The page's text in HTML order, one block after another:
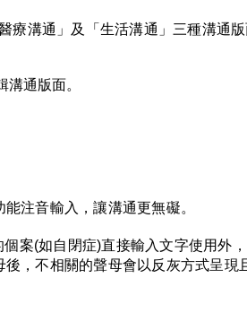
療溝通」及「生活溝通」三種溝通
通版面。
注音輸入，讓溝通更無礙。
案(如自閉症)直接輸入文字使用外
，不相關的聲母會以反灰方式呈